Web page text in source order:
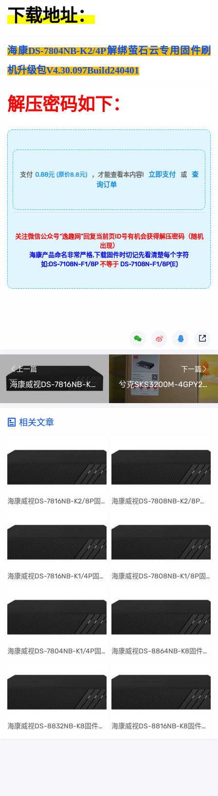
下载地址：
海康DS-7804NB-K2/4P解绑萤石云专用固件刷
机升级包V4.30.097Build240401
解压密码如下：
支付 0.88元 (原价8.8元) ，才能查看本内容! 立即支付 或
查
询订单
关注微信公众号“逸趣网”回复当前页ID号有机会获得解压密码（随机
出现）
海康产品命名非常严格,下载固件时切记先看清楚每个字符
如:DS-7108N-F1/8P 不等于 DS-7108N-F1/8P(E)
上一篇
​海康威视DS-7816NB-K2/8P固件升级包V4.30.097build240401
下一篇
兮克SKS3200M-4GPY2XF万兆上联二层网管交换机设置
相关文章
​海康威视DS-7816NB-K2/8P固件升级包V4.30.097build240401 ​海康威视DS-7808NB-K2/8P固件升级包V4.30.097build240401
​海康威视DS-7816NB-K1/4P固件升级包V4.30.097build240401 ​海康威视DS-7808NB-K1/8P固件升级包V4.30.097build240401
​海康威视DS-7804NB-K1/4P固件升级包V4.30.097build240401 ​海康威视DS-8864NB-K8固件升级包V4.30.097build240401
​海康威视DS-8832NB-K8固件升级包V4.30.097build240401 ​海康威视DS-8816NB-K8固件升级包V4.30.097build240401